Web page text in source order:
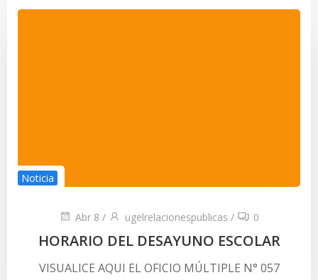
Noticia
Abr 8 / ugelrelacionespublicas / 0
HORARIO DEL DESAYUNO ESCOLAR
VISUALICE AQUI EL OFICIO MÚLTIPLE N° 057